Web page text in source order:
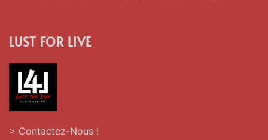
LUST FOR LIVE
> Contactez-Nous !